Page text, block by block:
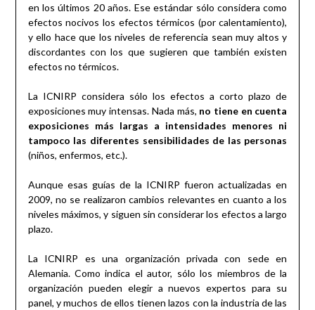
en los últimos 20 años. Ese estándar sólo considera como
efectos nocivos los efectos térmicos (por calentamiento),
y ello hace que los niveles de referencia sean muy altos y
discordantes con los que sugieren que también existen
efectos no térmicos.
La ICNIRP considera sólo los efectos a corto plazo de
exposiciones muy intensas. Nada más, no tiene en cuenta
exposiciones más largas a intensidades menores ni
tampoco las diferentes sensibilidades de las personas
(niños, enfermos, etc.).
Aunque esas guías de la ICNIRP fueron actualizadas en
2009, no se realizaron cambios relevantes en cuanto a los
niveles máximos, y siguen sin considerar los efectos a largo
plazo.
La ICNIRP es una organización privada con sede en
Alemania. Como indica el autor, sólo los miembros de la
organización pueden elegir a nuevos expertos para su
panel, y muchos de ellos tienen lazos con la industria de las